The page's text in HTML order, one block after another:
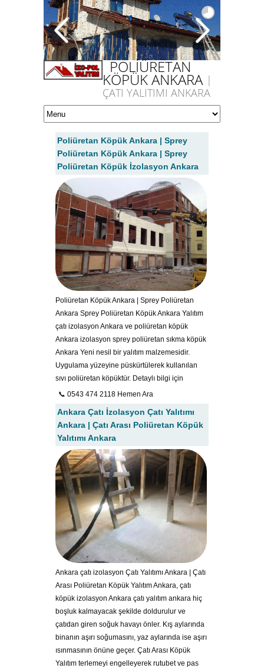
POLİÜRETAN
KÖPÜK ANKARA |
ÇATI YALITIMI ANKARA
Poliüretan Köpük Ankara | Sprey
Poliüretan Köpük Ankara | Sprey
Poliüretan Köpük İzolasyon Ankara
Poliüretan Köpük Ankara | Sprey Poliüretan
Ankara Sprey Poliüretan Köpük Ankara Yalıtım
çatı izolasyon Ankara ve poliüretan köpük
Ankara izolasyon sprey poliüretan sıkma köpük
Ankara Yeni nesil bir yalıtım malzemesidir.
Uygulama yüzeyine püskürtülerek kullanılan
sıvı poliüretan köpüktür. Detaylı bilgi için
📞 0543 474 2118 Hemen Ara
Ankara Çatı İzolasyon Çatı Yalıtımı
Ankara | Çatı Arası Poliüretan Köpük
Yalıtımı Ankara
Ankara çatı izolasyon Çatı Yalıtımı Ankara | Çatı
Arası Poliüretan Köpük Yalıtım Ankara, çatı
köpük izolasyon Ankara çatı yalıtım ankara hiç
boşluk kalmayacak şekilde doldurulur ve
çatıdan giren soğuk havayı önler. Kış aylarında
binanın aşırı soğumasını, yaz aylarında ise aşırı
ısınmasının önüne geçer. Çatı Arası Köpük
Yalıtım terlemeyi engelleyerek rutubet ve pas